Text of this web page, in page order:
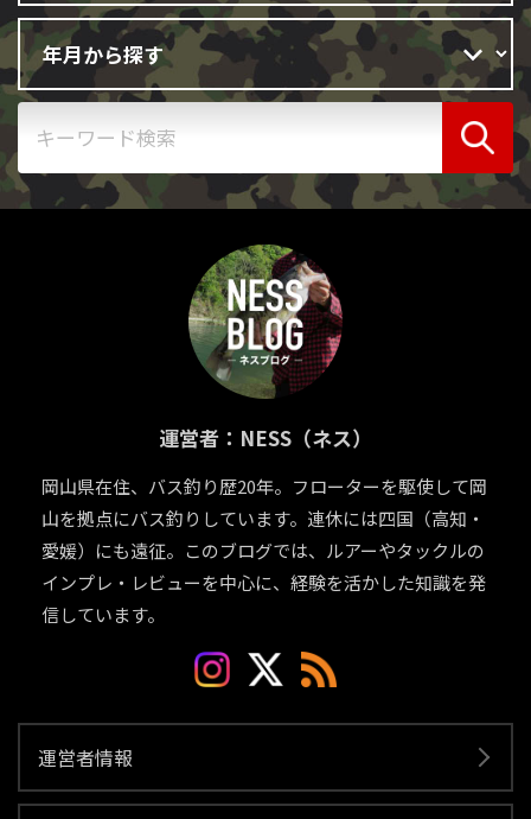
運営者：NESS（ネス）
岡山県在住、バス釣り歴20年。フローターを駆使して岡
山を拠点にバス釣りしています。連休には四国（高知・
愛媛）にも遠征。このブログでは、ルアーやタックルの
インプレ・レビューを中心に、経験を活かした知識を発
信しています。
運営者情報